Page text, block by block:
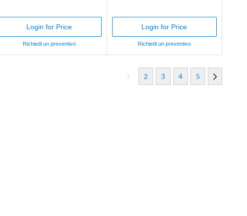
Login for Price
Richiedi un preventivo
Login for Price
Richiedi un preventivo
1 2 3 4 5